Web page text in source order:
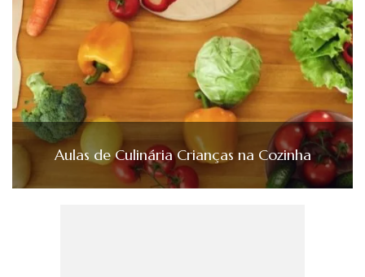
Aulas de Culinária Crianças na Cozinha